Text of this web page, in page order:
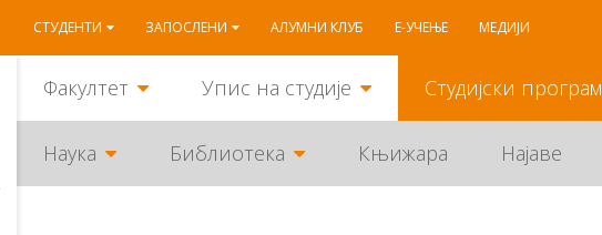
СТУДЕНТИ ЗАПОСЛЕНИ АЛУМНИ КЛУБ Е-УЧЕЊЕ МЕДИЈИ
Факултет Упис на студије Студијски
Наука Библиотека Књижара Најаве